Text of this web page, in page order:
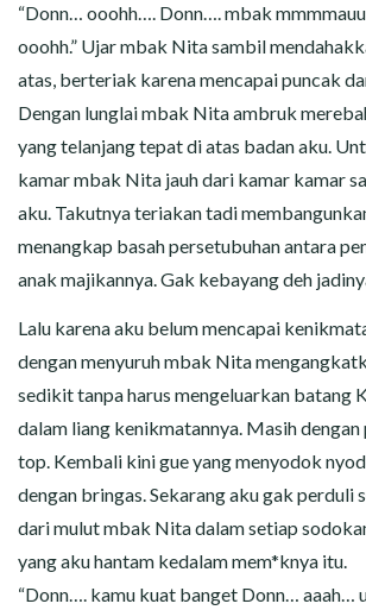
“Donn… ooohh…. Donn…. mbak
ooohh.” Ujar mbak Nita sambil
atas, berteriak karena mencapai puncak
Dengan lunglai mbak Nita ambruk
yang telanjang tepat di atas badan aku.
kamar mbak Nita jauh dari kamar kamar
aku. Takutnya teriakan tadi
menangkap basah persetubuhan antara
anak majikannya. Gak kebayang deh
Lalu karena aku belum mencapai
dengan menyuruh mbak Nita
sedikit tanpa harus mengeluarkan batang
dalam liang kenikmatannya. Masih dengan
top. Kembali kini gue yang menyodok
dengan bringas. Sekarang aku gak perduli
dari mulut mbak Nita dalam setiap
yang aku hantam kedalam mem*knya itu.
“Donn…. kamu kuat banget Donn… aaah…